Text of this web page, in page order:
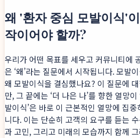
왜 '환자 중심 모발이식'
작이어야 할까?
우리가 어떤 목표를 세우고 커뮤니티에
은 ‘왜’라는 질문에서 시작됩니다. 모발
왜 모발이식을 결심했나요? 이 질문에
만, 그 끝에는 ‘더 나은 나’를 향한 열망
발이식’은 바로 이 근본적인 열망에 집
니다. 이는 단순히 고객의 요구를 듣는
과 고민, 그리고 미래의 모습까지 함께